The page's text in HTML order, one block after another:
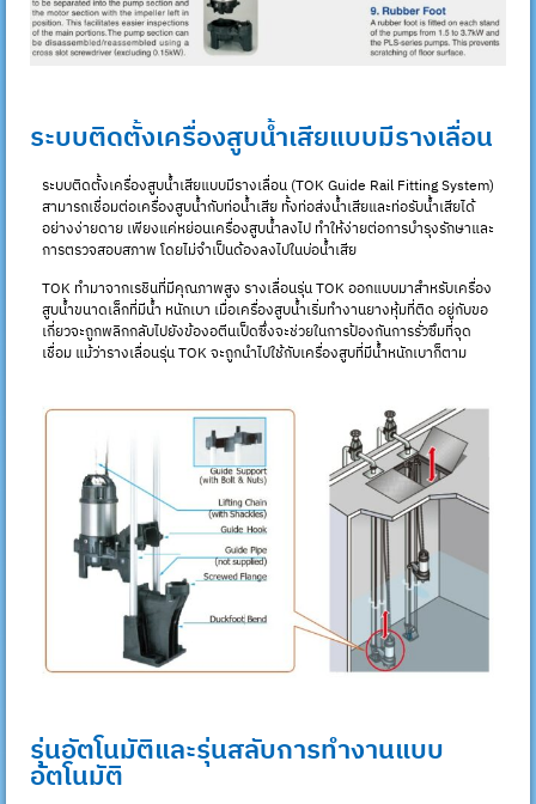
ระบบติดตั้งเครื่องสูบน้ำเสียแบบมีรางเลื่อน
ระบบติดตั้งเครื่องสูบน้ำเสียแบบมีรางเลื่อน (TOK Guide Rail Fitting System)
สามารถเชื่อมต่อเครื่องสูบน้ำกับท่อน้ำเสีย ทั้งท่อส่งน้ำเสียและท่อรับน้ำเสียได้
อย่างง่ายดาย เพียงแค่หย่อนเครื่องสูบน้ำลงไป ทำให้ง่ายต่อการบำรุงรักษาและ
การตรวจสอบสภาพ โดยไม่จำเป็นด้องลงไปในบ่อน้ำเสีย
TOK ทำมาจากเรชินที่มีคุณภาพสูง รางเลื่อนรุ่น TOK ออกแบบมาสำหรับเครื่อง
สูบน้ำขนาดเล็กที่มีน้ำ หนักเบา เมื่อเครื่องสูบน้ำเริ่มทำงานยางหุ้มที่ติด อยู่กับขอ
เกี่ยวจะถูกพลิกกลับไปยังข้องอตีนเป็ดซึ่งจะช่วยในการป้องกันการรั่วซึมที่จุด
เชื่อม แม้ว่ารางเลื่อนรุ่น TOK จะถูกนำไปใช้กับเครื่องสูบที่มีน้ำหนักเบาก็ตาม
รุ่นอัตโนมัติและรุ่นสลับการทำงานแบบ
อัตโนมัติ